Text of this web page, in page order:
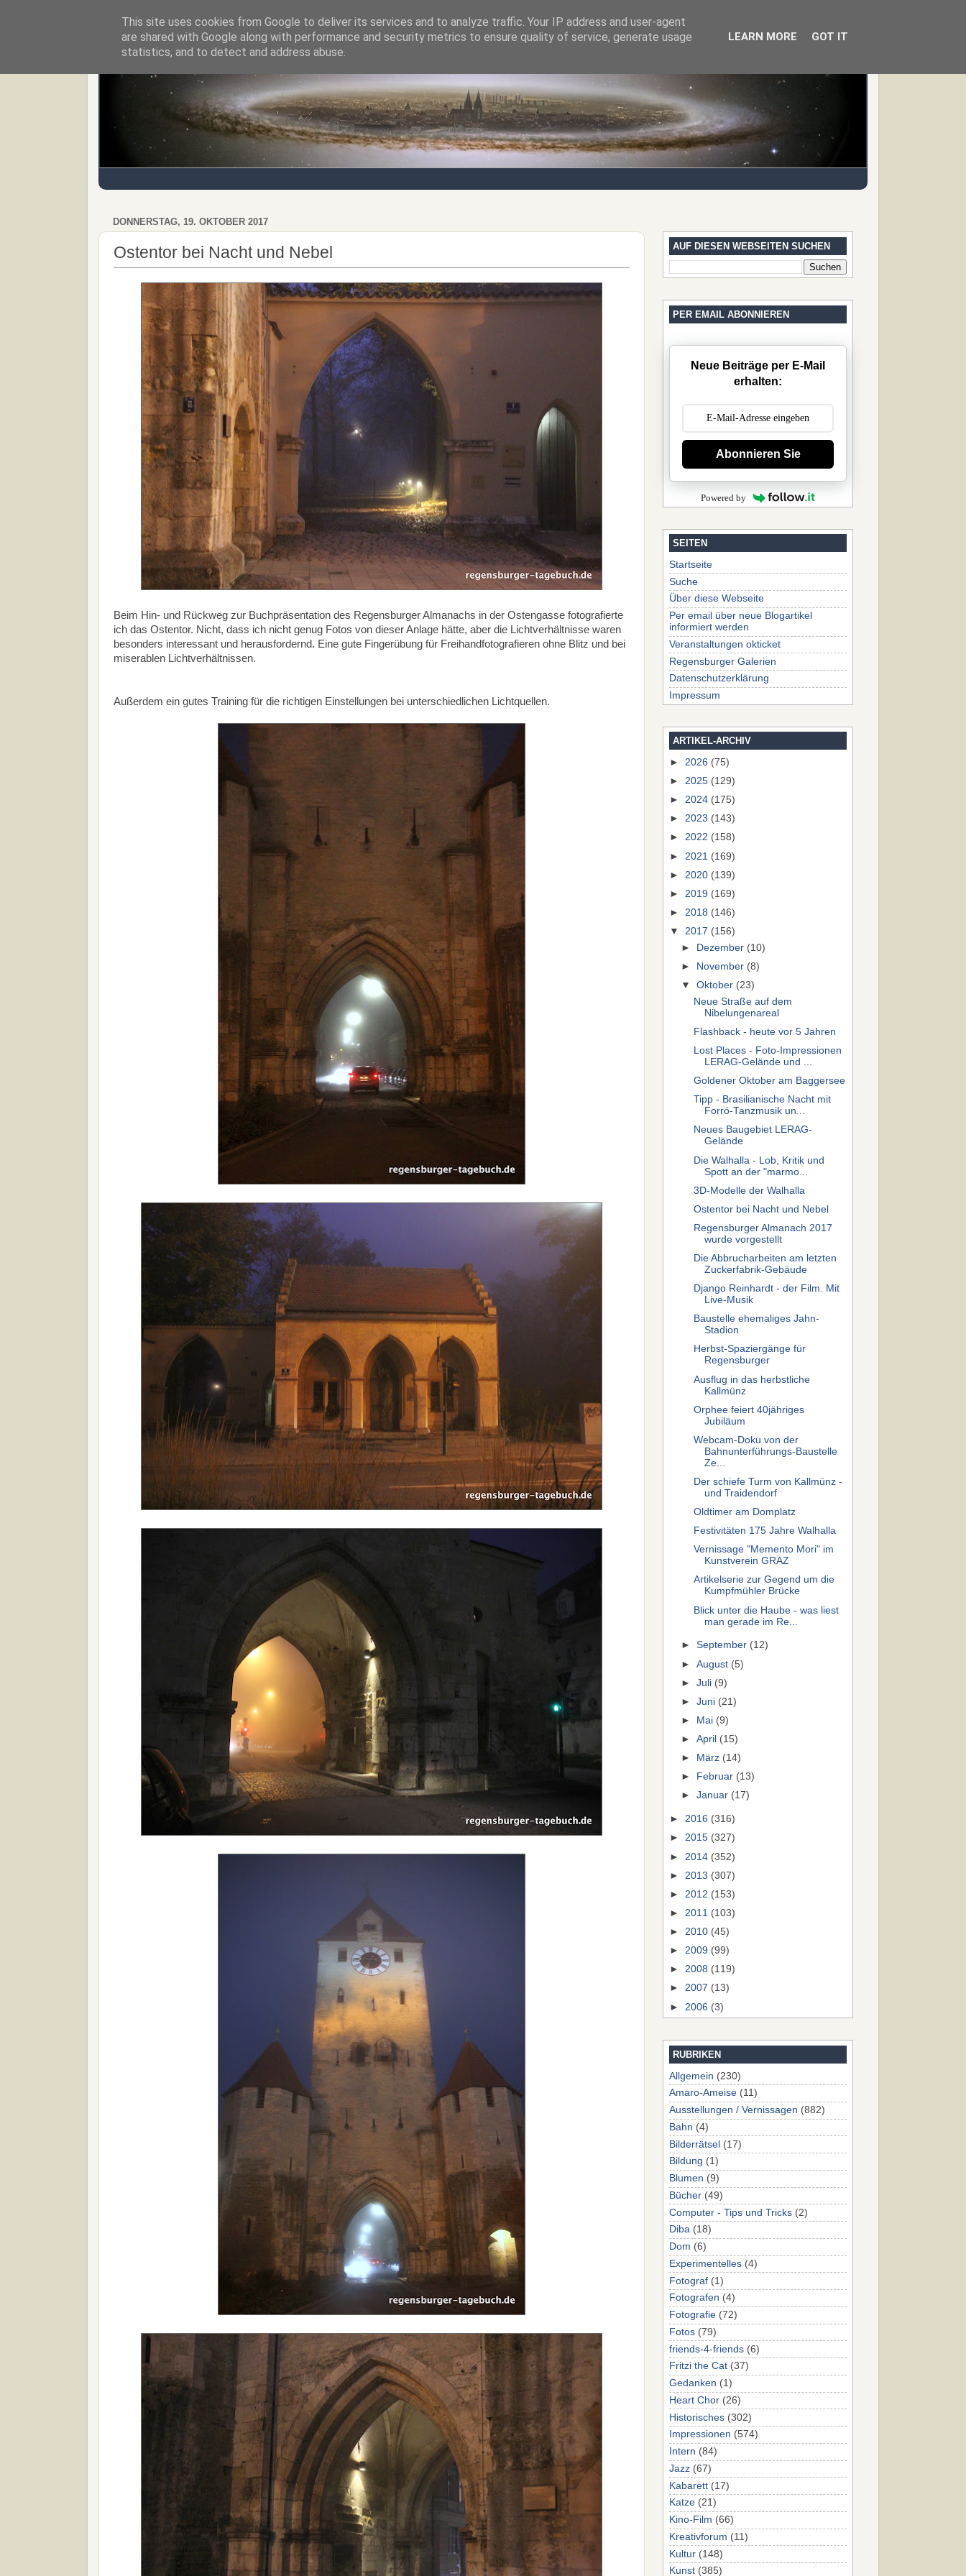
Regensburger Tagebuch Notizen von der nördlichsten Stadt Italiens
DONNERSTAG, 19. OKTOBER 2017
Ostentor bei Nacht und Nebel
Beim Hin- und Rückweg zur Buchpräsentation des Regensburger Almanachs in der Ostengasse fotografierte
ich das Ostentor. Nicht, dass ich nicht genug Fotos von dieser Anlage hätte, aber die Lichtverhältnisse waren
besonders interessant und herausfordernd. Eine gute Fingerübung für Freihandfotografieren ohne Blitz und bei
miserablen Lichtverhältnissen.
Außerdem ein gutes Training für die richtigen Einstellungen bei unterschiedlichen Lichtquellen.
AUF DIESEN WEBSEITEN SUCHEN
PER EMAIL ABONNIEREN
Neue Beiträge per E-Mail
erhalten:
Abonnieren Sie
Powered by
SEITEN
Startseite
Suche
Über diese Webseite
Per email über neue Blogartikel
informiert werden
Veranstaltungen okticket
Regensburger Galerien
Datenschutzerklärung
Impressum
ARTIKEL-ARCHIV
► 2026 (75)
► 2025 (129)
► 2024 (175)
► 2023 (143)
► 2022 (158)
► 2021 (169)
► 2020 (139)
► 2019 (169)
► 2018 (146)
▼ 2017 (156)
►
Dezember (10)
►
November (8)
▼Oktober (23)
Neue Straße auf dem
Nibelungenareal
Flashback - heute vor 5 Jahren
Lost Places - Foto-Impressionen
LERAG-Gelände und ...
Goldener Oktober am Baggersee
Tipp - Brasilianische Nacht mit
Forró-Tanzmusik un...
Neues Baugebiet LERAG-
Gelände
Die Walhalla - Lob, Kritik und
Spott an der "marmo...
3D-Modelle der Walhalla
Ostentor bei Nacht und Nebel
Regensburger Almanach 2017
wurde vorgestellt
Die Abbrucharbeiten am letzten
Zuckerfabrik-Gebäude
Django Reinhardt - der Film. Mit
Live-Musik
Baustelle ehemaliges Jahn-
Stadion
Herbst-Spaziergänge für
Regensburger
Ausflug in das herbstliche
Kallmünz
Orphee feiert 40jähriges
Jubiläum
Webcam-Doku von der
Bahnunterführungs-Baustelle
Ze...
Der schiefe Turm von Kallmünz -
und Traidendorf
Oldtimer am Domplatz
Festivitäten 175 Jahre Walhalla
Vernissage "Memento Mori" im
Kunstverein GRAZ
Artikelserie zur Gegend um die
Kumpfmühler Brücke
Blick unter die Haube - was liest
man gerade im Re...
►September (12)
►August (5)
►Juli (9)
►Juni (21)
►
Mai (9)
►April (15)
►
März (14)
►
Februar (13)
►Januar (17)
► 2016 (316)
► 2015 (327)
► 2014 (352)
► 2013 (307)
► 2012 (153)
► 2011 (103)
► 2010 (45)
► 2009 (99)
► 2008 (119)
► 2007 (13)
► 2006 (3)
RUBRIKEN
Allgemein (230)
Amaro-Ameise (11)
Ausstellungen / Vernissagen (882)
Bahn (4)
Bilderrätsel (17)
Bildung (1)
Blumen (9)
Bücher (49)
Computer - Tips und Tricks (2)
Diba (18)
Dom (6)
Experimentelles (4)
Fotograf (1)
Fotografen (4)
Fotografie (72)
Fotos (79)
friends-4-friends (6)
Fritzi the Cat (37)
Gedanken (1)
Heart Chor (26)
Historisches (302)
Impressionen (574)
Intern (84)
Jazz (67)
Kabarett (17)
Katze (21)
Kino-Film (66)
Kreativforum (11)
Kultur (148)
Kunst (385)
This site uses cookies from Google to deliver its services and to analyze traffic. Your IP address and user-agent
are shared with Google along with performance and security metrics to ensure quality of service, generate usage
statistics, and to detect and address abuse.
LEARN MORE GOT IT